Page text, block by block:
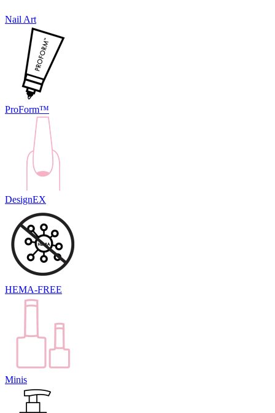
Nail Art
ProForm™
DesignEX
HEMA-FREE
Minis